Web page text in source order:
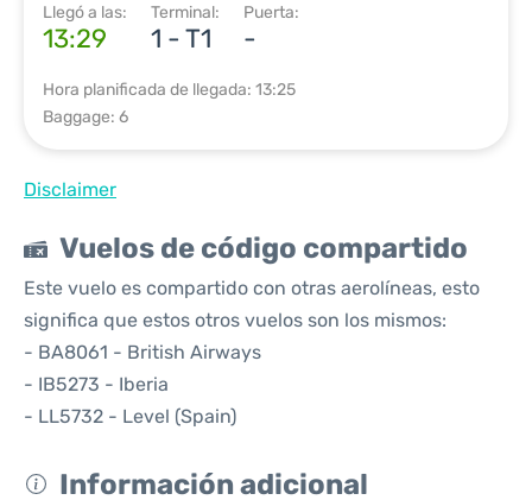
Llegó a las:
13:29
Terminal:
1 - T1
Puerta:
-
Hora planificada de llegada: 13:25
Baggage: 6
Disclaimer
Vuelos de código compartido
Este vuelo es compartido con otras aerolíneas, esto
significa que estos otros vuelos son los mismos:
- BA8061 - British Airways
- IB5273 - Iberia
- LL5732 - Level (Spain)
Información adicional